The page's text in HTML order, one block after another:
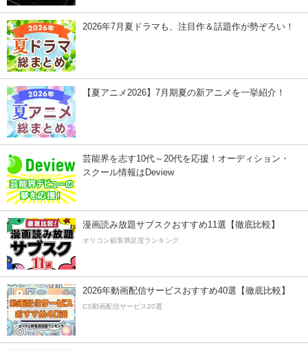
2026年7月夏ドラマも、注目作＆話題作が勢ぞろい！
【夏アニメ2026】7月期夏の新アニメを一挙紹介！
芸能界を志す10代～20代を応援！オーディション・
スクール情報はDeview
漫画読み放題サブスクおすすめ11選【徹底比較】
オリコン顧客満足度ランキング
2026年動画配信サービスおすすめ40選【徹底比較】
CS動画配信サービス20選